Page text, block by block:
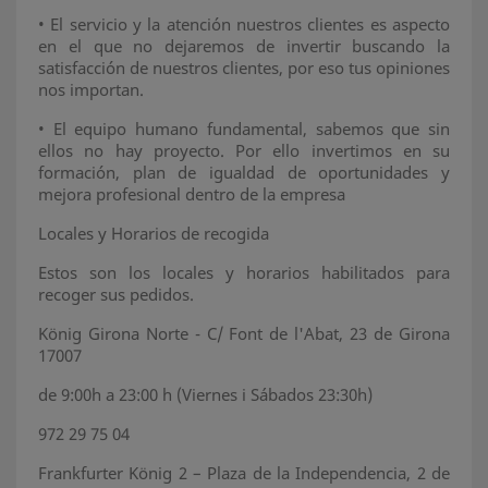
• El servicio y la atención nuestros clientes es aspecto
en el que no dejaremos de invertir buscando la
satisfacción de nuestros clientes, por eso tus opiniones
nos importan.
• El equipo humano fundamental, sabemos que sin
ellos no hay proyecto. Por ello invertimos en su
formación, plan de igualdad de oportunidades y
mejora profesional dentro de la empresa
Locales y Horarios de recogida
Estos son los locales y horarios habilitados para
recoger sus pedidos.
König Girona Norte - C/ Font de l'Abat, 23 de Girona
17007
de 9:00h a 23:00 h (Viernes i Sábados 23:30h)
972 29 75 04
Frankfurter König 2 – Plaza de la Independencia, 2 de